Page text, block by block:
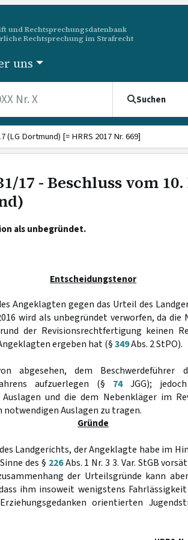
und Rechtsprechungsdatenbank
Rechtsprechung im Strafrecht
uns
Suchen
(LG Dortmund) [= HRRS 2017 Nr. 669]
17 - Beschluss vom
als unbegründet.
Entscheidungstenor
Angeklagten gegen das Urteil des
wird als unbegründet verworfen, da die
der Revisionsrechtfertigung keinen
ergeben hat (§349Abs. 2 StPO).
abgesehen, dem Beschwerdeführer
aufzuerlegen (§ 74JGG);
und die dem Nebenkläger im
Auslagen zu tragen.
Gründe
Landgerichts, der Angeklagte habe im
des § 226Abs. 1 Nr. 3 3. Var. StGB
der Urteilsgründe kann
ihm insoweit wenigstens
orientierten